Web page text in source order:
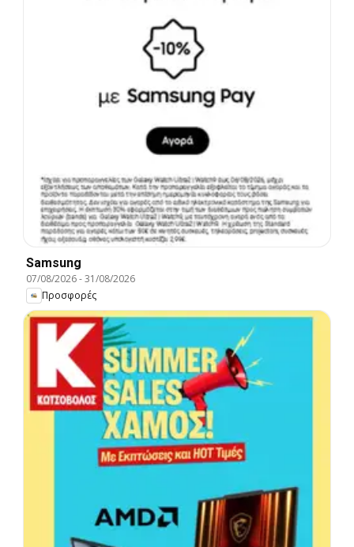
Samsung
07/08/2026-31/08/2026
Προσφορές